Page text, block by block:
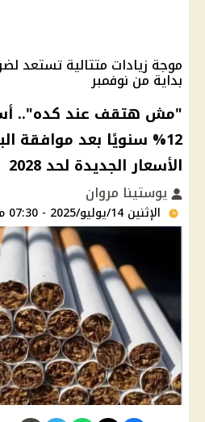
موجة زيادات متتالية تستعد
بداية من نوفمبر
"مش هتقف عند كده"..
12% سنويًا بعد موافقة
الأسعار الجديدة لحد 2028
يوستينا مروان
الإثنين 14/يوليو/2025 - 07:30 م